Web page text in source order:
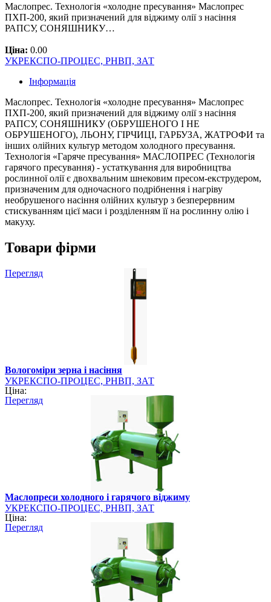
Маслопрес. Технологія «холодне пресування» Маслопрес
ПХП-200, який призначений для віджиму олії з насіння
РАПСУ, СОНЯШНИКУ…
Ціна: 0.00
УКРЕКСПО-ПРОЦЕС, РНВП, ЗАТ
Інформація
Маслопрес. Технологія «холодне пресування» Маслопрес
ПХП-200, який призначений для віджиму олії з насіння
РАПСУ, СОНЯШНИКУ (ОБРУШЕНОГО І НЕ
ОБРУШЕНОГО), ЛЬОНУ, ГІРЧИЦІ, ГАРБУЗА, ЖАТРОФИ та
інших олійних культур методом холодного пресування.
Технологія «Гаряче пресування» МАСЛОПРЕС (Технологія
гарячого пресування) - устаткування для виробництва
рослинної олії є двохвальним шнековим пресом-екструдером,
призначеним для одночасного подрібнення і нагріву
необрушеного насіння олійних культур з безперервним
стискуванням цієї маси і розділенням її на рослинну олію і
макуху.
Товари фірми
Перегляд
Вологоміри зерна і насіння
УКРЕКСПО-ПРОЦЕС, РНВП, ЗАТ
Ціна:
Перегляд
Маслопреси холодного і гарячого віджиму
УКРЕКСПО-ПРОЦЕС, РНВП, ЗАТ
Ціна:
Перегляд